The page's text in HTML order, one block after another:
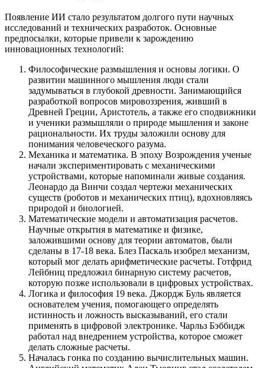
Появление ИИ стало результатом долгого пути научных
исследований и технических разработок. Основные
предпосылки, которые привели к зарождению
инновационных технологий:
Философические размышления и основы логики. О
развитии машинного мышления люди стали
задумываться в глубокой древности. Занимающийся
разработкой вопросов мировоззрения, живший в
Древней Греции, Аристотель, а также его сподвижники
и ученики размышляли о природе мышления и законе
рациональности. Их труды заложили основу для
понимания человеческого разума.
Механика и математика. В эпоху Возрождения ученые
начали экспериментировать с механическими
устройствами, которые напоминали живые создания.
Леонардо да Винчи создал чертежи механических
существ (роботов и механических птиц), вдохновляясь
природой и биологией.
Математические модели и автоматизация расчетов.
Научные открытия в математике и физике,
заложившими основу для теории автоматов, были
сделаны в 17-18 века. Блез Паскаль изобрел механизм,
который мог делать арифметические расчеты. Готфрид
Лейбниц предложил бинарную систему расчетов,
которую позже использовали в цифровых устройствах.
Логика и философия 19 века. Джордж Буль является
основателем учения, помогающего определять
истинность и ложность высказываний, его стали
применять в цифровой электронике. Чарльз Бэббидж
работал над внедрением устройства, которое сможет
делать сложные расчеты.
Началась гонка по созданию вычислительных машин.